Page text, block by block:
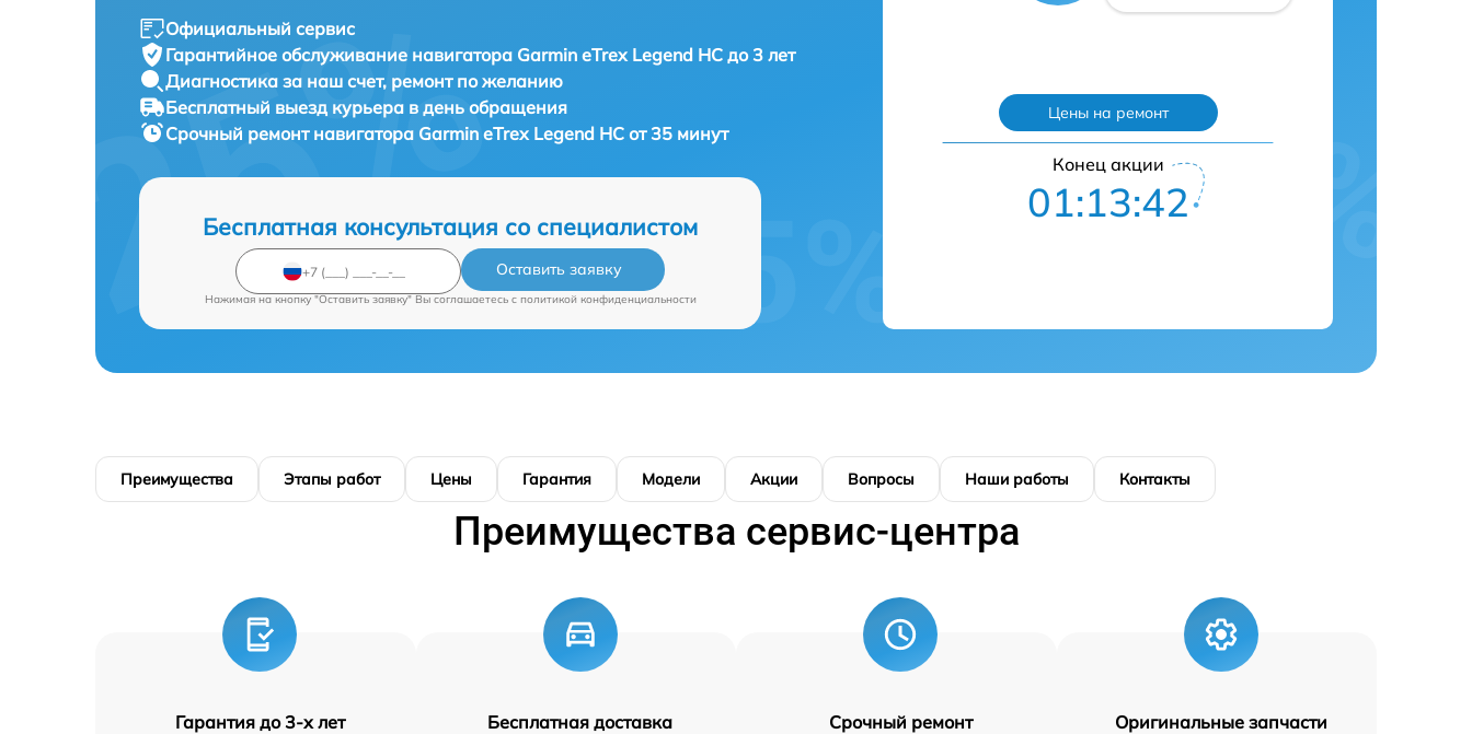
Официальный сервис
Гарантийное обслуживание навигатора Garmin eTrex Legend HC до 3 лет
Диагностика за наш счет, ремонт по желанию
Бесплатный выезд курьера в день обращения
Срочный ремонт навигатора Garmin eTrex Legend HC от 35 минут
Бесплатная консультация со специалистом
Оставить заявку
Нажимая на кнопку "Оставить заявку" Вы соглашаетесь c политикой конфиденциальности
Цены на ремонт
Конец акции
01:13:41
Преимущества Этапы работ Цены Гарантия Модели Акции Вопросы Наши работы Контакты
Преимущества сервис-центра
Гарантия до 3-х лет Бесплатная доставка Срочный ремонт Оригинальные запчасти